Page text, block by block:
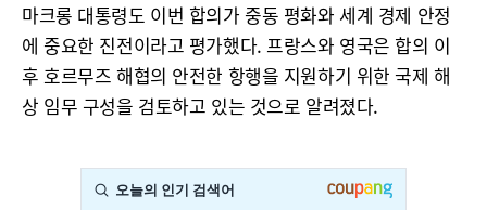
마크롱 대통령도 이번 합의가 중동 평화와 세계 경제 안정
에 중요한 진전이라고 평가했다. 프랑스와 영국은 합의 이
후 호르무즈 해협의 안전한 항행을 지원하기 위한 국제 해
상 임무 구성을 검토하고 있는 것으로 알려졌다.